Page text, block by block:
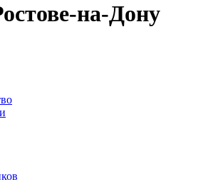
на-Дону